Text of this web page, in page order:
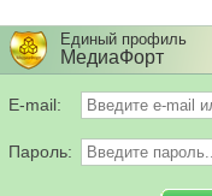
Единый профиль
МедиаФорт
E-mail:
Пароль: